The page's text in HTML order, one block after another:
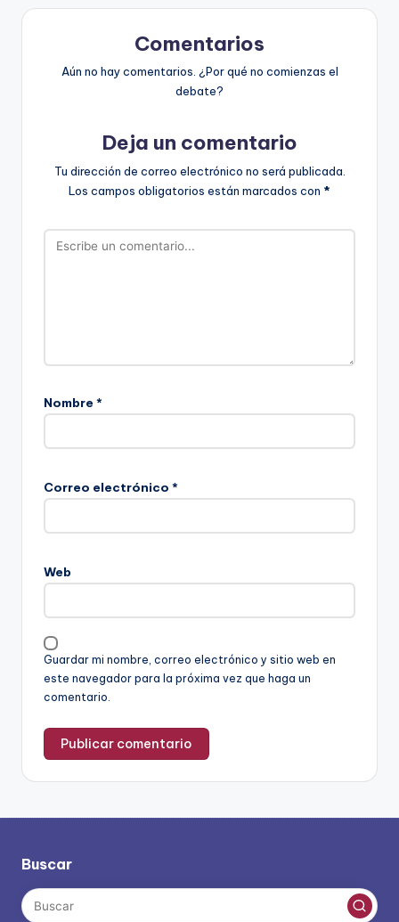
Comentarios
Aún no hay comentarios. ¿Por qué no comienzas el
debate?
Deja un comentario
Tu dirección de correo electrónico no será publicada.
Los campos obligatorios están marcados con *
Nombre *
Correo electrónico *
Web
Guardar mi nombre, correo electrónico y sitio web en
este navegador para la próxima vez que haga un
comentario.
Buscar